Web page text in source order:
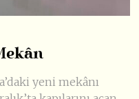
yeni mekânı